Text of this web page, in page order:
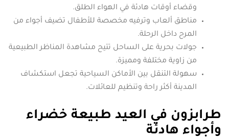
وقضاء أوقات هادئة في الهواء الطلق.
مناطق ألعاب وترفيه مخصصة للأطفال تضيف أجواء من
المرح داخل الرحلة.
جولات بحرية على الساحل تتيح مشاهدة المناظر الطبيعية
من زاوية مختلفة ومميزة.
سهولة التنقل بين الأماكن السياحية تجعل استكشاف
المدينة أكثر راحة وتنظيم للعائلات.
طرابزون في العيد طبيعة خضراء
وأجواء هادئة